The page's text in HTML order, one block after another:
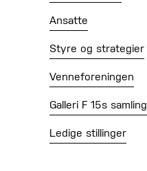
Ansatte
Styre og strategier
Venneforeningen
Galleri F 15s samling
Ledige stillinger